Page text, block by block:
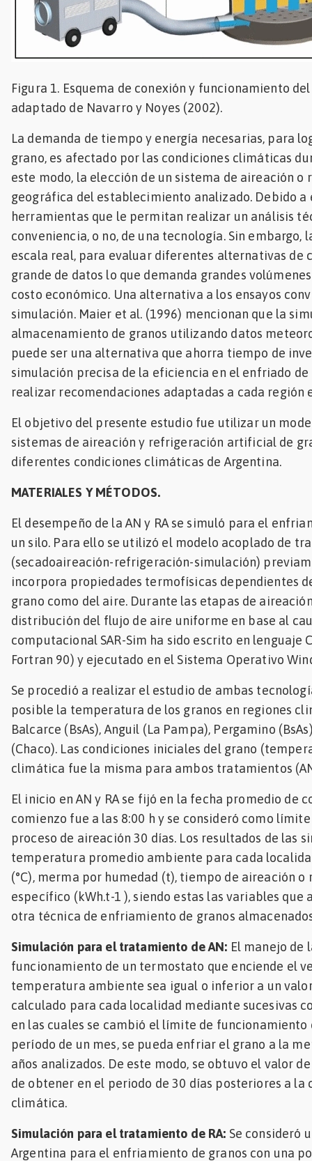
Figura 1. Esquema de conexión y funcionamiento
adaptado de Navarro y Noyes (2002).
La demanda de tiempo y energía necesarias, para
grano, es afectado por las condiciones climáticas
este modo, la elección de un sistema de aireación
geográfica del establecimiento analizado. Debido
herramientas que le permitan realizar un análisis
conveniencia, o no, de una tecnología. Sin
escala real, para evaluar diferentes alternativas de
grande de datos lo que demanda grandes
costo económico. Una alternativa a los ensayos
simulación. Maier et al. (1996) mencionan que la
almacenamiento de granos utilizando datos
puede ser una alternativa que ahorra tiempo de
simulación precisa de la eficiencia en el enfriado
realizar recomendaciones adaptadas a cada región
El objetivo del presente estudio fue utilizar un
sistemas de aireación y refrigeración artificial de
diferentes condiciones climáticas de Argentina.
MATERIALES Y MÉTODOS.
El desempeño de la AN y RA se simuló para el
un silo. Para ello se utilizó el modelo acoplado de
(secadoaireación-refrigeración-simulación)
incorpora propiedades termofísicas dependientes
grano como del aire. Durante las etapas de
distribución del flujo de aire uniforme en base al
computacional SAR-Sim ha sido escrito en lenguaje
Fortran 90) y ejecutado en el Sistema Operativo
Se procedió a realizar el estudio de ambas
posible la temperatura de los granos en regiones
Balcarce (BsAs), Anguil (La Pampa), Pergamino
(Chaco). Las condiciones iniciales del grano
climática fue la misma para ambos tratamientos
El inicio en AN y RA se fijó en la fecha promedio de
comienzo fue a las 8:00 h y se consideró como
proceso de aireación 30 días. Los resultados de las
temperatura promedio ambiente para cada
(°C), merma por humedad (t), tiempo de aireación
específico (kWh.t-1 ), siendo estas las variables
otra técnica de enfriamiento de granos
Simulación para el tratamiento de AN: El manejo de
funcionamiento de un termostato que enciende el
temperatura ambiente sea igual o inferior a un
calculado para cada localidad mediante sucesivas
en las cuales se cambió el límite de
período de un mes, se pueda enfriar el grano a la
años analizados. De este modo, se obtuvo el valor
de obtener en el periodo de 30 días posteriores a la
climática.
Simulación para el tratamiento de RA: Se consideró
Argentina para el enfriamiento de granos con una